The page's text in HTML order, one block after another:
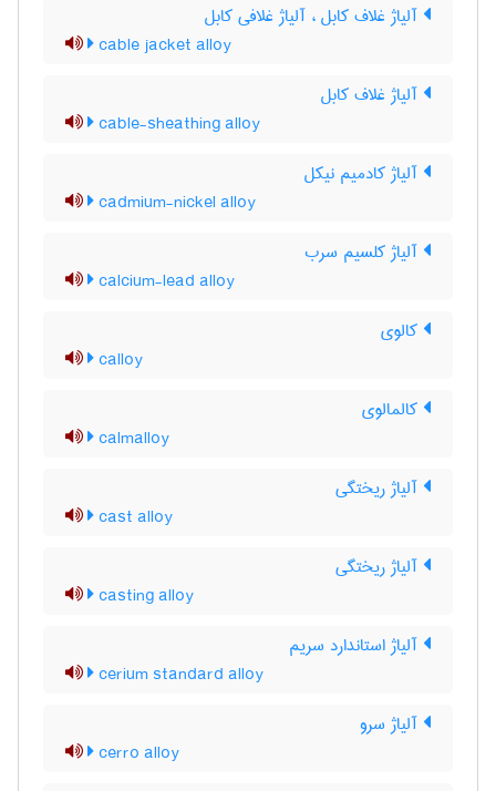
آلیاژ غلاف کابل ، آلیاژ غلافی کابل
cable jacket alloy
آلیاژ غلاف کابل
cable-sheathing alloy
آلیاژ کادمیم نیکل
cadmium-nickel alloy
آلیاژ کلسیم سرب
calcium-lead alloy
کالوی
calloy
کالمالوی
calmalloy
آلیاژ ریختگی
cast alloy
آلیاژ ریختگی
casting alloy
آلیاژ استاندارد سریم
cerium standard alloy
آلیاژ سرو
cerro alloy